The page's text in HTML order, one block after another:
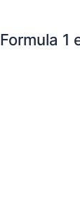
Formula 1